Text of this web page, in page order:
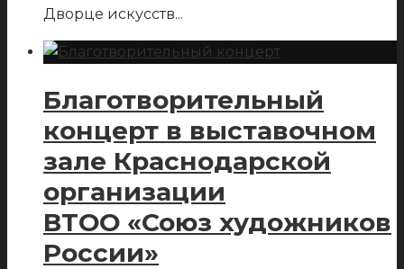
Дворце искусств...
Благотворительный
концерт в выставочном
зале Краснодарской
организации
ВТОО «Союз художников
России»